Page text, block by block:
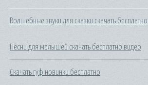
Волшебные звуки для сказки скачать бесплатно
Песни для малышей скачать бесплатно видео
Скачать гуф новинки бесплатно